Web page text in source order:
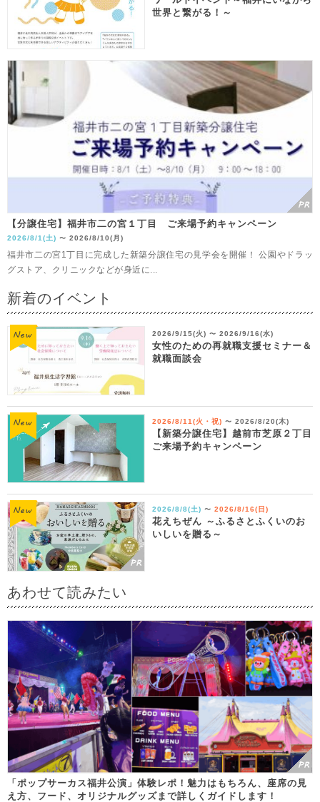
世界と繋がる！～
【分譲住宅】福井市二の宮１丁目 ご来場予約キャンペーン
2026/8/1(土) 〜 2026/8/10(月)
福井市二の宮1丁目に完成した新築分譲住宅の見学会を開催！ 公園やドラッ
グストア、クリニックなどが身近に...
新着のイベント
2026/9/15(火) 〜 2026/9/16(水)
女性のための再就職支援セミナー＆
就職面談会
2026/8/11(火・祝) 〜 2026/8/20(木)
【新築分譲住宅】越前市芝原２丁目
ご来場予約キャンペーン
2026/8/8(土) 〜 2026/8/16(日)
花えちぜん ～ふるさとふくいのお
いしいを贈る～
あわせて読みたい
「ポップサーカス福井公演」体験レポ！魅力はもちろん、座席の見
え方、フード、オリジナルグッズまで詳しくガイドします！